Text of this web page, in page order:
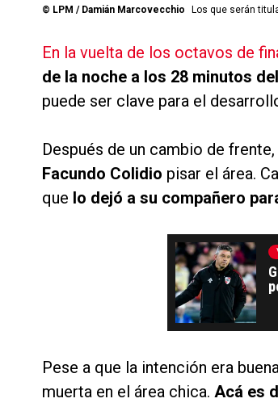
© LPM / Damián Marcovecchio Los que serán
En la vuelta de los octavos de
de la noche a los 28 minutos
puede ser clave para el
Después de un cambio de frente,
Facundo Colidio pisar el área.
que lo dejó a su compañero
Pese a que la intención era
muerta en el área chica. Acá es